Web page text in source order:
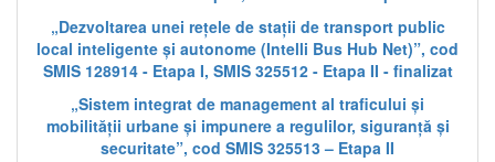
„Dezvoltarea unei rețele de stații de transport public
local inteligente și autonome (Intelli Bus Hub Net)”, cod
SMIS 128914 - Etapa I, SMIS 325512 - Etapa II - finalizat
„Sistem integrat de management al traficului și
mobilității urbane și impunere a regulilor, siguranță și
securitate”, cod SMIS 325513 – Etapa II